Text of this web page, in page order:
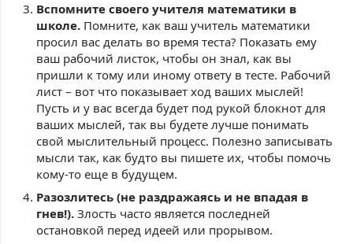
Вспомните своего учителя математики в
школе. Помните, как ваш учитель математики
просил вас делать во время теста? Показать ему
ваш рабочий листок, чтобы он знал, как вы
пришли к тому или иному ответу в тесте. Рабочий
лист – вот что показывает ход ваших мыслей!
Пусть и у вас всегда будет под рукой блокнот для
ваших мыслей, так вы будете лучше понимать
свой мыслительный процесс. Полезно записывать
мысли так, как будто вы пишете их, чтобы помочь
кому-то еще в будущем.
Разозлитесь (не раздражаясь и не впадая в
гнев!). Злость часто является последней
остановкой перед идеей или прорывом.